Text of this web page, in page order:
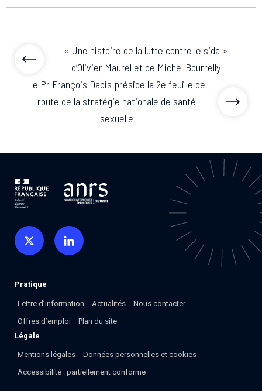
« Une histoire de la lutte contre le sida »
d’Olivier Maurel et de Michel Bourrelly
Le Pr François Dabis préside la 2e feuille de
route de la stratégie nationale de santé
sexuelle
Pratique
Lettre d’information Actualités
Nous contacter
Offres d’emploi
Plan du site
Légale
Mentions légales
Données personnelles et cookies
Accessibilité : partiellement conforme